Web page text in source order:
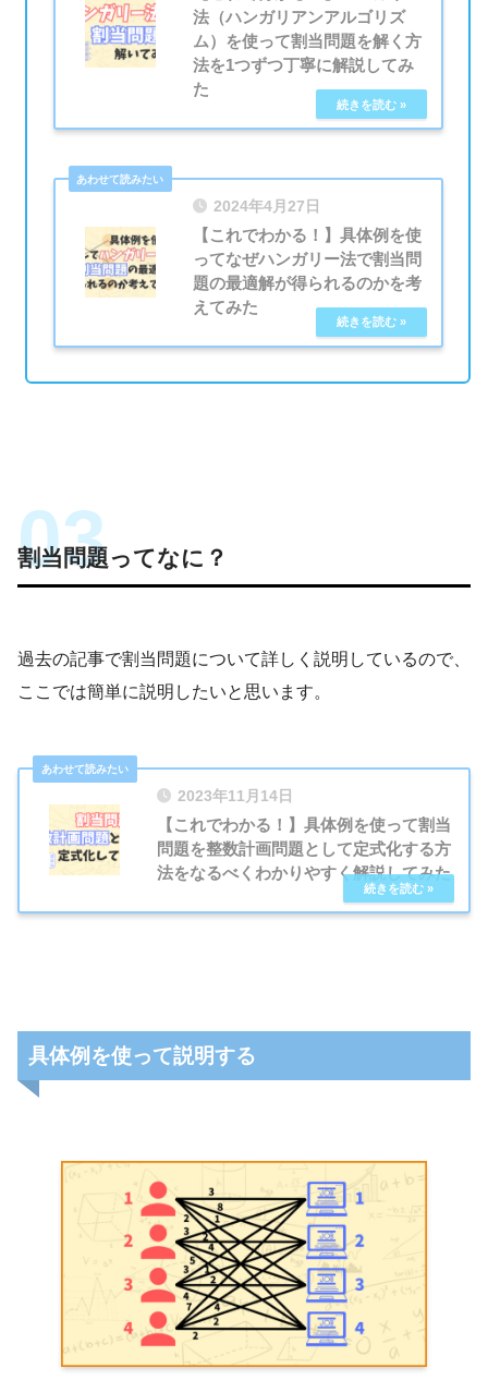
法（ハンガリアンアルゴリズ
ム）を使って割当問題を解く方
法を1つずつ丁寧に解説してみ
た
2024年4月27日
【これでわかる！】具体例を使
ってなぜハンガリー法で割当問
題の最適解が得られるのかを考
えてみた
割当問題ってなに？
過去の記事で割当問題について詳しく説明しているので、
ここでは簡単に説明したいと思います。
2023年11月14日
【これでわかる！】具体例を使って割当
問題を整数計画問題として定式化する方
法をなるべくわかりやすく解説してみた
具体例を使って説明する